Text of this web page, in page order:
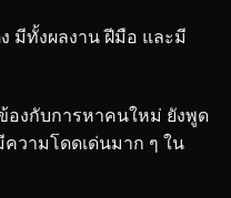
มีทั้งผลงาน ฝีมือ และมี
องกับการหาคนใหม่ ยังพูด
วามโดดเด่นมาก ๆ ใน